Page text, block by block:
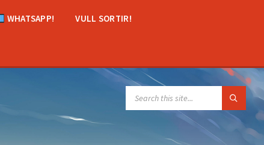
WHATSAPP! VULL SORTIR!